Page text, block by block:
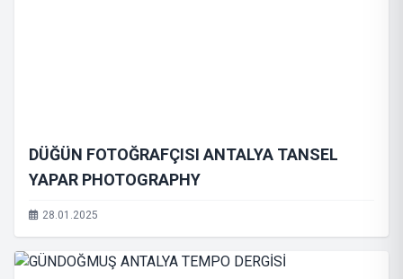
DÜĞÜN FOTOĞRAFÇISI ANTALYA TANSEL
YAPAR PHOTOGRAPHY
28.01.2025